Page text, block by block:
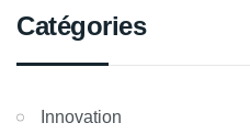
Catégories
Innovation